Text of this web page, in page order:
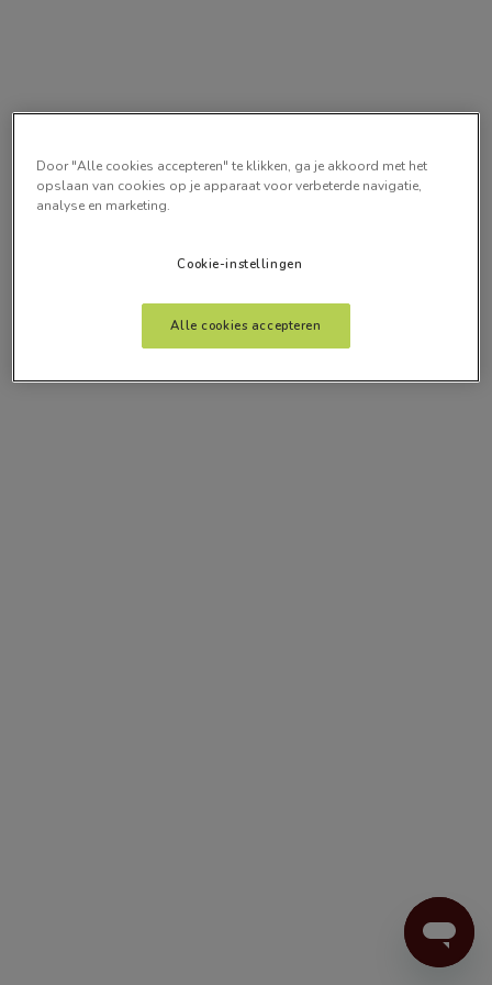
Door "Alle cookies accepteren" te klikken, ga je akkoord met het
opslaan van cookies op je apparaat voor verbeterde navigatie,
analyse en marketing.
Cookie-instellingen
Alle cookies accepteren